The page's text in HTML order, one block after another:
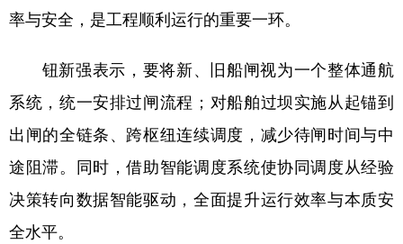
率与安全，是工程顺利运行的重要一环。
钮新强表示，要将新、旧船闸视为一个整体通航
系统，统一安排过闸流程；对船舶过坝实施从起锚到
出闸的全链条、跨枢纽连续调度，减少待闸时间与中
途阻滞。同时，借助智能调度系统使协同调度从经验
决策转向数据智能驱动，全面提升运行效率与本质安
全水平。